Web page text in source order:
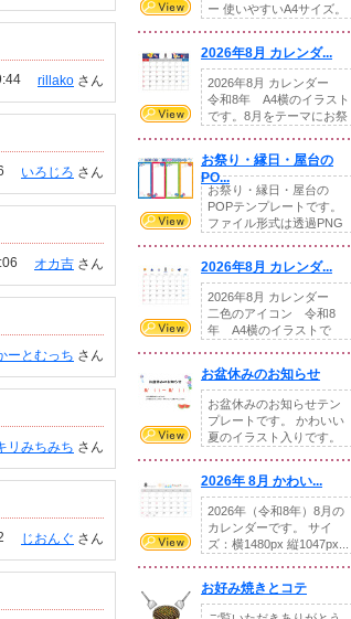
rillako さん
いろじろ さん
オカ吉 さん
ーとむっち さん
リみちみち さん
じおんぐ さん
ー 使いやすいA4サイズ。
2026年8月 カレンダ...
2026年8月 カレンダー
令和8年 A4横のイラスト
です。8月をテーマにお祭
お祭り・縁日・屋台の
PO...
お祭り・縁日・屋台の
POPテンプレートです。
ファイル形式は透過PNG
2026年8月 カレンダ...
2026年8月 カレンダー
二色のアイコン 令和8
年 A4横のイラストで
お盆休みのお知らせ
お盆休みのお知らせテン
プレートです。 かわいい
夏のイラスト入りです。
2026年 8月 かわい...
2026年（令和8年）8月の
カレンダーです。 サイ
ズ：横1480px 縦1047px...
お好み焼きとコテ